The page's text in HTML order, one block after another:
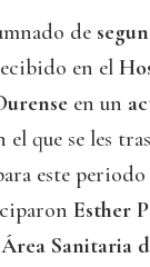
de
en el
en un
el que se les
este
Esther
Área Sanitaria